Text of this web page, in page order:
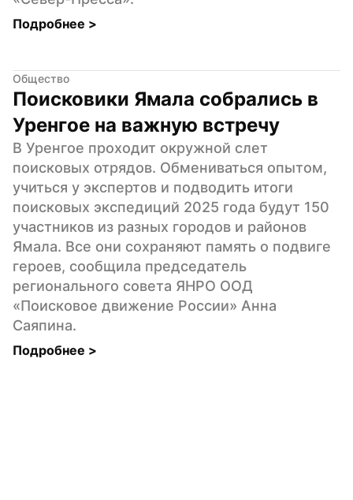
Подробнее >
Общество
Поисковики Ямала собрались в
Уренгое на важную встречу
В Уренгое проходит окружной слет
поисковых отрядов. Обмениваться опытом,
учиться у экспертов и подводить итоги
поисковых экспедиций 2025 года будут 150
участников из разных городов и районов
Ямала. Все они сохраняют память о подвиге
героев, сообщила председатель
регионального совета ЯНРО ООД
«Поисковое движение России» Анна
Саяпина.
Подробнее >